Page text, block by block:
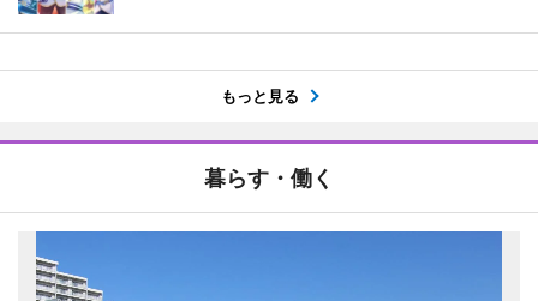
もっと見る
暮らす・働く